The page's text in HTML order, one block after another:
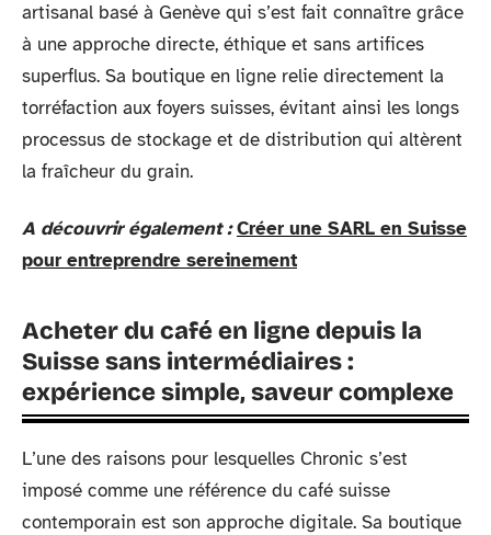
artisanal basé à Genève qui s’est fait connaître grâce
à une approche directe, éthique et sans artifices
superflus. Sa boutique en ligne relie directement la
torréfaction aux foyers suisses, évitant ainsi les longs
processus de stockage et de distribution qui altèrent
la fraîcheur du grain.
A découvrir également : Créer une SARL en Suisse
pour entreprendre sereinement
Acheter du café en ligne depuis la
Suisse sans intermédiaires :
expérience simple, saveur complexe
L’une des raisons pour lesquelles Chronic s’est
imposé comme une référence du café suisse
contemporain est son approche digitale. Sa boutique